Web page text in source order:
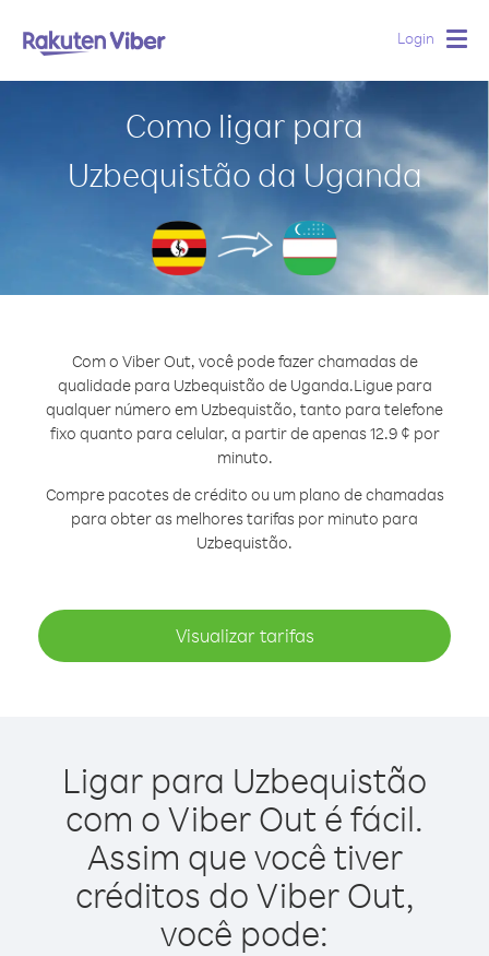
Login
Como ligar para
Uzbequistão da Uganda
Com o Viber Out, você pode fazer chamadas de
qualidade para Uzbequistão de Uganda.Ligue para
qualquer número em Uzbequistão, tanto para telefone
fixo quanto para celular, a partir de apenas 12.9 ¢ por
minuto.
Compre pacotes de crédito ou um plano de chamadas
para obter as melhores tarifas por minuto para
Uzbequistão.
Visualizar tarifas
Ligar para Uzbequistão
com o Viber Out é fácil.
Assim que você tiver
créditos do Viber Out,
você pode: